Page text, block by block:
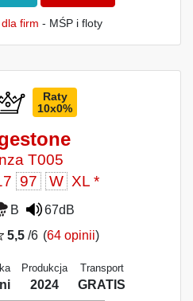
firm - MŚP i floty
Raty
10x0%
T005
97 W XL *
B
67dB
5,5/6 (64 opinii)
Produkcja
2024
Transport
GRATIS